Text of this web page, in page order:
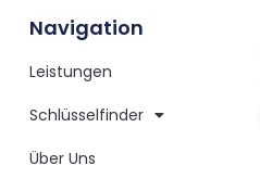
Navigation
Leistungen
Schlüsselfinder
Über Uns